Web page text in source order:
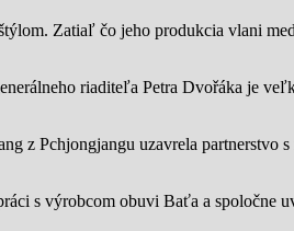
Zatiaľ čo jeho produkcia vlani
riaditeľa Petra Dvořáka je
z Pchjongjangu uzavrela partnerstvo
s výrobcom obuvi Baťa a spoločne